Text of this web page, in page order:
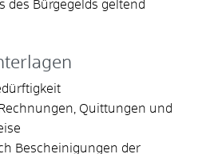
des Bürgegelds geltend
Quittungen und
Bescheinigungen der